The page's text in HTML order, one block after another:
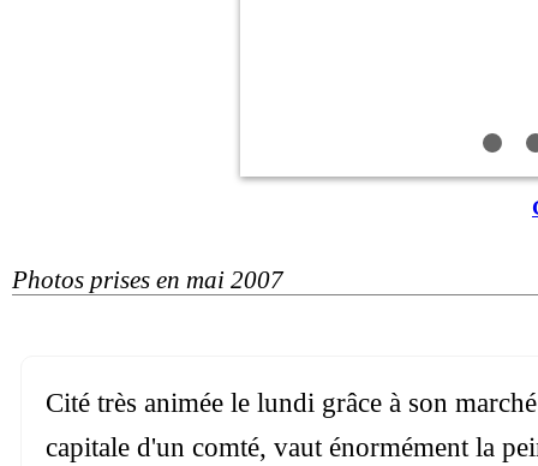
Photos prises en mai 2007
Cité très animée le lundi grâce à son
capitale d'un comté, vaut énormément la